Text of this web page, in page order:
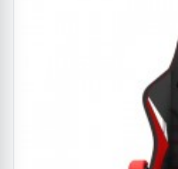
giác ngồi trên ghế
phần đệm cao su
Ngã lưng linh hoạt
Độ ngả lưng tối đa
chắc chắn và tương